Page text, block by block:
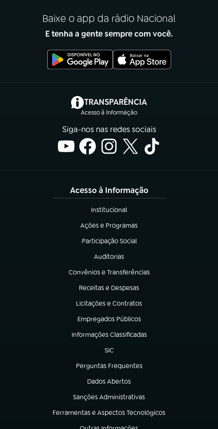
Baixe o app da rádio Nacional
E tenha a gente sempre com você.
TRANSPARÊNCIA
Acesso à Informação
(abre em nova aba)
Siga-nos nas redes sociais
Acesso à Informação
Institucional
(abre em nova aba)
Ações e Programas
(abre em nova aba)
Participação Social
(abre em nova aba)
Auditorias
(abre em nova aba)
Convênios e Transferências
(abre em nova aba)
Receitas e Despesas
(abre em nova aba)
Licitações e Contratos
(abre em nova aba)
Empregados Públicos
(abre em nova aba)
Informações Classificadas
(abre em nova aba)
SIC
(abre em nova aba)
Perguntas Frequentes
(abre em nova aba)
Dados Abertos
(abre em nova aba)
Sanções Administrativas
(abre em nova aba)
Ferramentas e Aspectos Tecnológicos
(abre em nova aba)